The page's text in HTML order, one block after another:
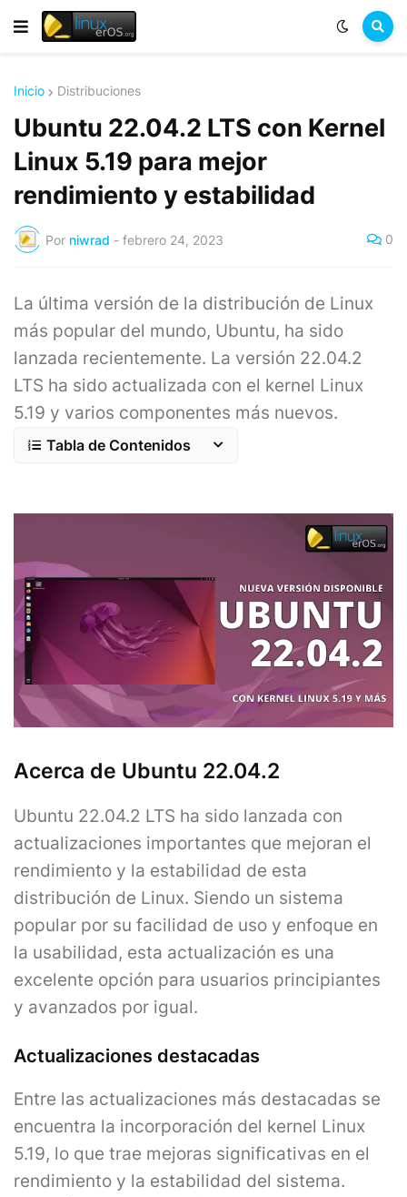
Inicio Distribuciones
Ubuntu 22.04.2 LTS con Kernel
Linux 5.19 para mejor
rendimiento y estabilidad
Por niwrad - febrero 24, 2023 0
La última versión de la distribución de Linux
más popular del mundo, Ubuntu, ha sido
lanzada recientemente. La versión 22.04.2
LTS ha sido actualizada con el kernel Linux
5.19 y varios componentes más nuevos.
Tabla de Contenidos
Acerca de Ubuntu 22.04.2
Ubuntu 22.04.2 LTS ha sido lanzada con
actualizaciones importantes que mejoran el
rendimiento y la estabilidad de esta
distribución de Linux. Siendo un sistema
popular por su facilidad de uso y enfoque en
la usabilidad, esta actualización es una
excelente opción para usuarios principiantes
y avanzados por igual.
Actualizaciones destacadas
Entre las actualizaciones más destacadas se
encuentra la incorporación del kernel Linux
5.19, lo que trae mejoras significativas en el
rendimiento y la estabilidad del sistema.